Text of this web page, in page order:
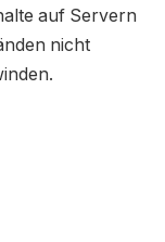
auf Servern
nicht